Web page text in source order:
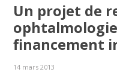
Un projet de
financement
14 mars 2013